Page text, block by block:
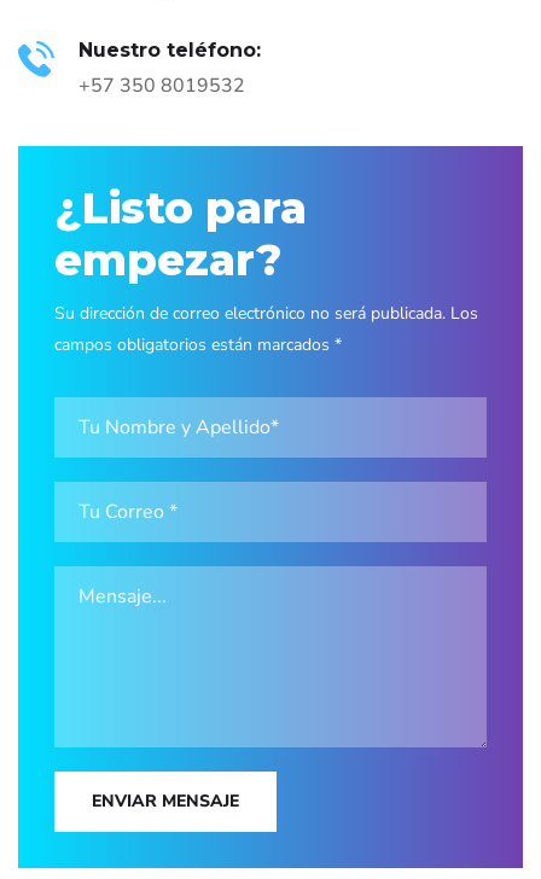
Nuestro teléfono:
+57 350 8019532
¿Listo para
empezar?
Su dirección de correo electrónico no será publicada. Los
campos obligatorios están marcados *
ENVIAR MENSAJE